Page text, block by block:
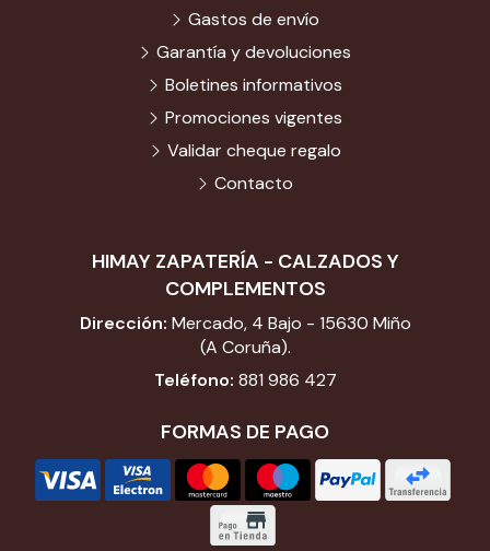
HIMAY ZAPATERÍA - CALZADOS Y
COMPLEMENTOS
Dirección: Mercado, 4 Bajo - 15630 Miño
(A Coruña).
Teléfono: 881 986 427
FORMAS DE PAGO
Gastos de envío
Garantía y devoluciones
Boletines informativos
Promociones vigentes
Validar cheque regalo
Contacto